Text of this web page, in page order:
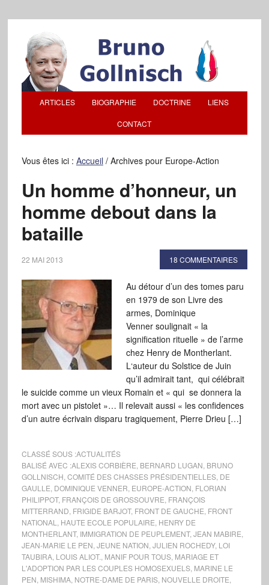
ARTICLES BIOGRAPHIE DOCTRINE LIENS
CONTACT
Vous êtes ici : Accueil /Archives pour Europe-Action
Un homme d’honneur, un
homme debout dans la
bataille
22 MAI 2013 18 COMMENTAIRES
Au détour d’un des tomes paru
en 1979 de son Livre des
armes, Dominique
Venner soulignait « la
signification rituelle » de l’arme
chez Henry de Montherlant.
L‘auteur du Solstice de Juin
qu’il admirait tant, qui célébrait
le suicide comme un vieux Romain et « qui se donnera la
mort avec un pistolet »… Il relevait aussi « les confidences
d’un autre écrivain disparu tragiquement, Pierre Drieu […]
CLASSÉ SOUS :ACTUALITÉS
BALISÉ AVEC :ALEXIS CORBIÈRE BERNARD LUGAN BRUNO
GOLLNISCH COMITÉ DES CHASSES PRÉSIDENTIELLES, DE
GAULLE DOMINIQUE VENNER EUROPE-ACTION FLORIAN
PHILIPPOT, FRANÇOIS DE GROSSOUVRE FRANÇOIS
MITTERRAND FRIGIDE BARJOT, FRONT DE GAUCHE FRONT
NATIONAL
HAUTE ECOLE POPULAIRE HENRY DE
MONTHERLANT, IMMIGRATION DE PEUPLEMENT, JEAN MABIRE
JEAN-MARIE LE PEN JEUNE NATION JULIEN ROCHEDY, LOI
TAUBIRA, LOUIS ALIOT. MANIF POUR TOUS, MARIAGE ET
L'ADOPTION PAR LES COUPLES HOMOSEXUELS, MARINE LE
PEN MISHIMA, NOTRE-DAME DE PARIS, NOUVELLE DROITE